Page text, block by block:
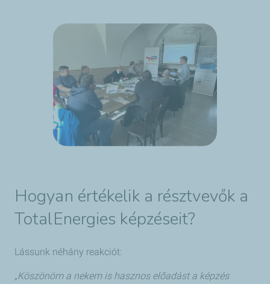
Hogyan értékelik a résztvevők a
TotalEnergies képzéseit?
Lássunk néhány reakciót:
„Köszönöm a nekem is hasznos előadást a képzés